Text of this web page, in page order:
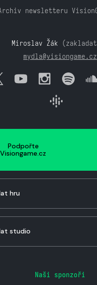
newsletteru
Miroslav Žák
mydla@visiongame.cz
Podpořte
Visiongame.cz
hru
studio
Naši sponzoři